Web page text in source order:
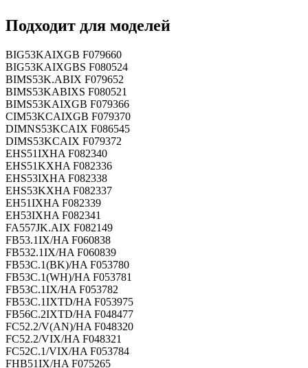
Подходит для моделей
BIG53KAIXGB F079660
BIG53KAIXGBS F080524
BIMS53K.ABIX F079652
BIMS53KABIXS F080521
BIMS53KAIXGB F079366
CIM53KCAIXGB F079370
DIMNS53KCAIX F086545
DIMS53KCAIX F079372
EHS51IXHA F082340
EHS51KXHA F082336
EHS53IXHA F082338
EHS53KXHA F082337
EH51IXHA F082339
EH53IXHA F082341
FA557JK.AIX F082149
FB53.1IX/HA F060838
FB532.1IX/HA F060839
FB53C.1(BK)/HA F053780
FB53C.1(WH)/HA F053781
FB53C.1IX/HA F053782
FB53C.1IXTD/HA F053975
FB56C.2IXTD/HA F048477
FC52.2/V(AN)/HA F048320
FC52.2/VIX/HA F048321
FC52C.1/VIX/HA F053784
FHB51IX/HA F075265